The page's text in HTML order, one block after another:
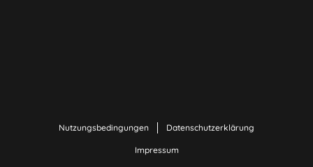
Nutzungsbedingungen Datenschutzerklärung
Impressum